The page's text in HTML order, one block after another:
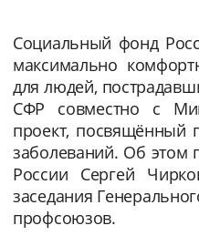
Нормальный
Монохромный
Социальный фонд
максимально
для людей,
СФР совместно с
проект, посвящённый
заболеваний. Об этом
России Сергей
заседания
профсоюзов.